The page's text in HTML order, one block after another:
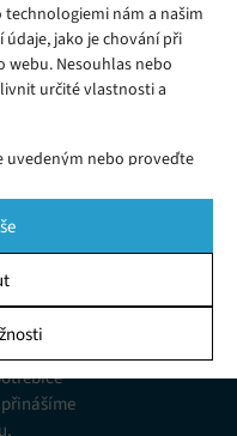
nám a našim
jako je chování při
webu. Nesouhlas nebo
určité vlastnosti a
uvedeným nebo proveďte
použity pouze na tomto
kliknutím na tlačítko
v zařízení, Porozumění
kombinací údajů z
i kulturních akcí.
novinky